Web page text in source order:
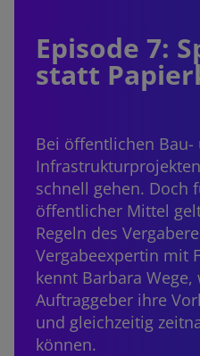
Episode 7:
statt
Bei öffentlichen Bau-
schnell gehen. Doch
öffentlicher Mittel
Regeln des
Vergabeexpertin mit
kennt Barbara
Auftraggeber ihre
und gleichzeitig
können.